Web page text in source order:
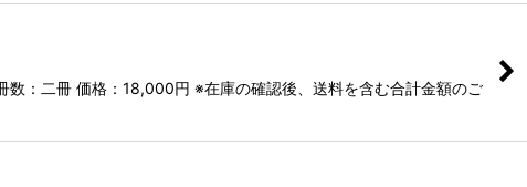
：二冊 価格：18,000円 ※在庫の確認後、送料を含む合計金額のご